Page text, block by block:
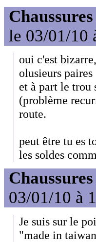
le 03/01/10
oui c'est
olusieurs paires
et à part le trou
(problème
route.
peut être tu es
les soldes
03/01/10 à
Je suis sur le
"made in